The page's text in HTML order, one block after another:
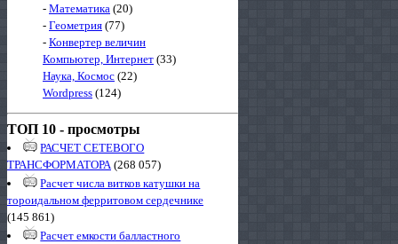
- Математика (20)
- Геометрия (77)
- Конвертер величин
Компьютер, Интернет (33)
Наука, Космос (22)
Wordpress (124)
ТОП 10 - просмотры
РАСЧЕТ СЕТЕВОГО
ТРАНСФОРМАТОРА(268 057)
Расчет числа витков катушки на
тороидальном ферритовом сердечнике
(145 861)
Расчет емкости балластного